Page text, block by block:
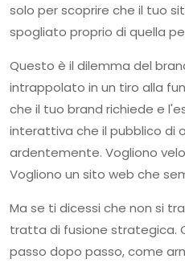
solo per scoprire che il tuo
spogliato proprio di quella
Questo è il dilemma del
intrappolato in un tiro alla
che il tuo brand richiede e
interattiva che il pubblico di
ardentemente. Vogliono
Vogliono un sito web che
Ma se ti dicessi che non si
tratta di fusione strategica.
passo dopo passo, come